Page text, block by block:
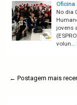
Oficina
No dia
jovens
volun…
← Postagem mais